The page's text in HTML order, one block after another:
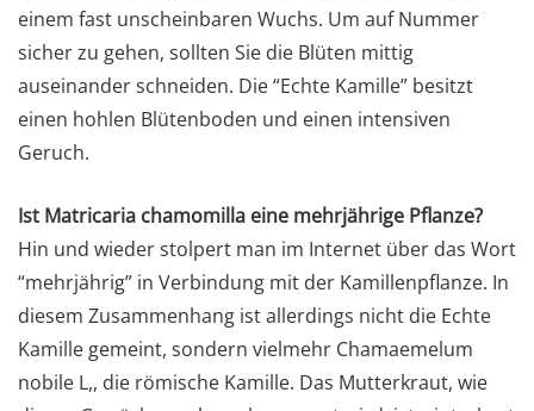
einem fast unscheinbaren Wuchs. Um auf Nummer
sicher zu gehen, sollten Sie die Blüten mittig
auseinander schneiden. Die “Echte Kamille” besitzt
einen hohlen Blütenboden und einen intensiven
Geruch.
Ist Matricaria chamomilla eine mehrjährige Pflanze?
Hin und wieder stolpert man im Internet über das Wort
“mehrjährig” in Verbindung mit der Kamillenpflanze. In
diesem Zusammenhang ist allerdings nicht die Echte
Kamille gemeint, sondern vielmehr Chamaemelum
nobile L,, die römische Kamille. Das Mutterkraut, wie